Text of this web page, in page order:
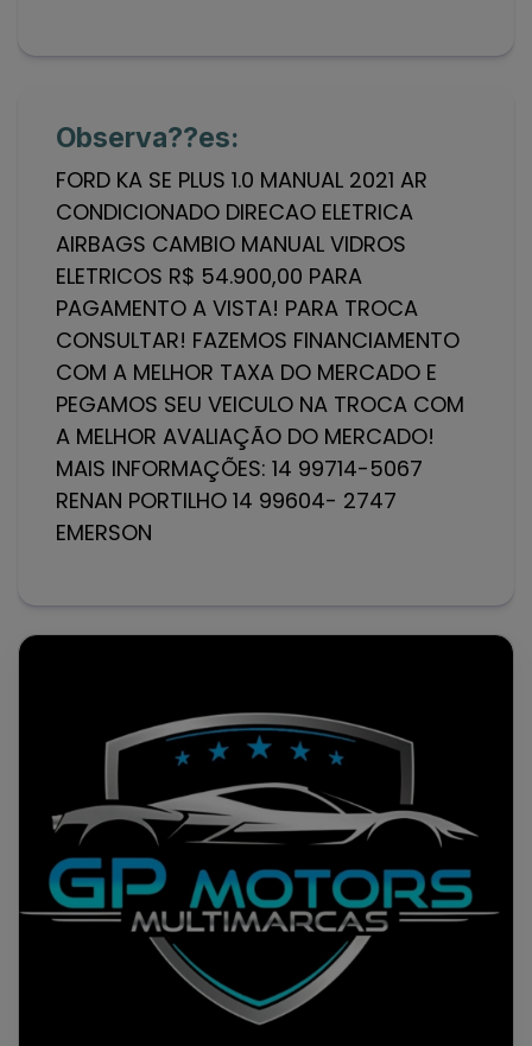
Observa??es:
FORD KA SE PLUS 1.0 MANUAL 2021 AR
CONDICIONADO DIRECAO ELETRICA
AIRBAGS CAMBIO MANUAL VIDROS
ELETRICOS R$ 54.900,00 PARA
PAGAMENTO A VISTA! PARA TROCA
CONSULTAR! FAZEMOS FINANCIAMENTO
COM A MELHOR TAXA DO MERCADO E
PEGAMOS SEU VEICULO NA TROCA COM
A MELHOR AVALIAÇÃO DO MERCADO!
MAIS INFORMAÇÕES: 14 99714-5067
RENAN PORTILHO 14 99604- 2747
EMERSON